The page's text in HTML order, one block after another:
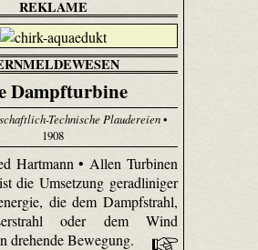
REKLAME
Dampfturbine
Technische Plaudereien•
1908
Hartmann • Allen Turbinen
die Umsetzung geradliniger
die dem Dampfstrahl,
oder dem Wind
drehende Bewegung.